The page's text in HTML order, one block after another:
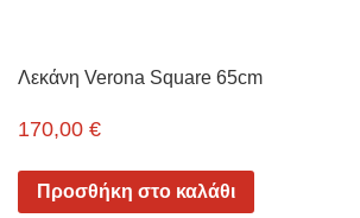
Λεκάνη Verona Square 65cm
170,00 €
Προσθήκη στο καλάθι